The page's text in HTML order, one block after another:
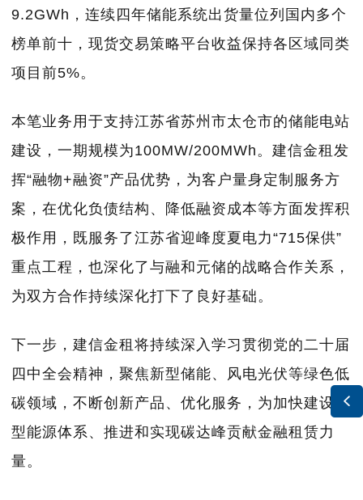

9.2GWh，连续四年储能系统出货量位列国内多个
榜单前十，现货交易策略平台收益保持各区域同类
项目前5%。
本笔业务用于支持江苏省苏州市太仓市的储能电站
建设，一期规模为100MW/200MWh。建信金租发
挥“融物+融资”产品优势，为客户量身定制服务方
案，在优化负债结构 、降低融资成本等方面发挥积
极作用，既服务了江苏省迎峰度夏电力“715保供”
重点工程，也深化了与融和元储的战略合作关系，
为双方合作持续深化打下了良好基础。
下一步，建信金租将持续深入学习贯彻党的二十届
四中全会精神，聚焦新型储能、风电光伏等绿色低
碳领域，不断创新产品、优化服务，为加快建设新
型能源体系、推进和实现碳达峰贡献金融租赁力
量。